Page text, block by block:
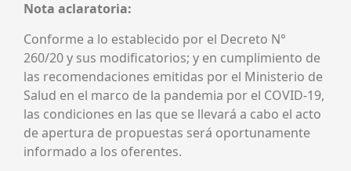
Nota aclaratoria:
Conforme a lo establecido por el Decreto N°
260/20 y sus modificatorios; y en cumplimiento de
las recomendaciones emitidas por el Ministerio de
Salud en el marco de la pandemia por el COVID-19,
las condiciones en las que se llevará a cabo el acto
de apertura de propuestas será oportunamente
informado a los oferentes.